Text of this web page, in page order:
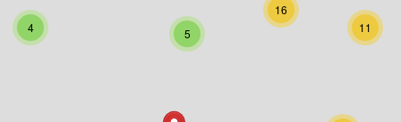
Kärnten
Oberösterreich
5
16
11
4